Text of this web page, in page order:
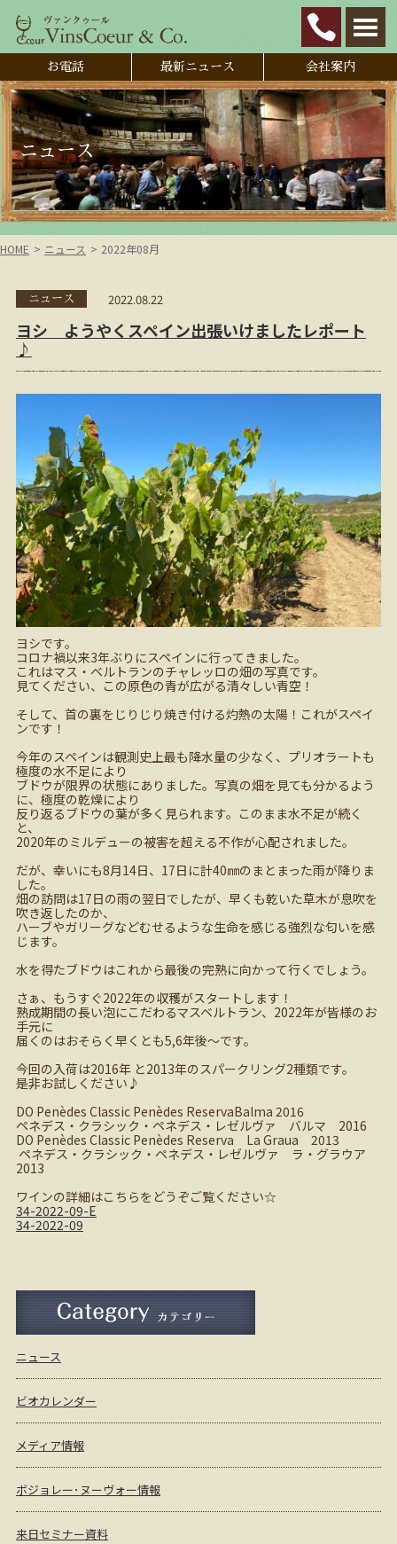
お電話 最新ニュース 会社案内
ニュース
HOME ニュース 2022年08月
ニュース 2022.08.22
ヨシ ようやくスペイン出張いけましたレポート
♪
ヨシです。
コロナ禍以来3年ぶりにスペインに行ってきました。
これはマス・ベルトランのチャレッロの畑の写真です。
見てください、この原色の青が広がる清々しい青空！
そして、首の裏をじりじり焼き付ける灼熱の太陽！これがスペイ
ンです！
今年のスペインは観測史上最も降水量の少なく、プリオラートも
極度の水不足により
ブドウが限界の状態にありました。写真の畑を見ても分かるよう
に、極度の乾燥により
反り返るブドウの葉が多く見られます。このまま水不足が続く
と、
2020年のミルデューの被害を超える不作が心配されました。
だが、幸いにも8月14日、 17日に計40㎜のまとまった雨が降りま
した。
畑の訪問は17日の雨の翌日でしたが、早くも乾いた草木が息吹を
吹き返したのか、
ハーブやガリーグなどむせるような生命を感じる強烈な匂いを感
じます。
水を得たブドウはこれから最後の完熟に向かって行くでしょう。
さぁ、もうすぐ2022年の収穫がスタートします！
熟成期間の長い泡にこだわるマスベルトラン、2022年が皆様のお
手元に
届くのはおそらく早くとも5,6年後～です。
今回の入荷は2016年 と2013年のスパークリング2種類です。
是非お試しください♪
DO Penèdes Classic Penèdes ReservaBalma 2016
ペネデス・クラシック・ペネデス・レゼルヴァ バルマ 2016
DO Penèdes Classic Penèdes Reserva La Graua 2013
ペネデス・クラシック・ペネデス・レゼルヴァ ラ・グラウア
2013
ワインの詳細はこちらをどうぞご覧ください☆
34-2022-09-E
34-2022-09
ニュース
ビオカレンダー
メディア情報
ボジョレー･ヌーヴォー情報
来日セミナー資料